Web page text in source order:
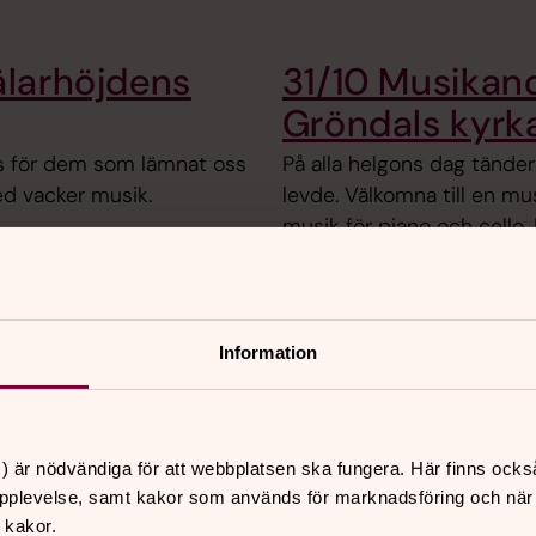
Information
är nödvändiga för att webbplatsen ska fungera. Här finns
samt kakor som används för marknadsföring och
dem som lämnat oss
vacker musik.
31/10
Gröndals
På alla helgons dag
levde. Välkomna till en
musik för piano och cello.
i våra
i Gröndal och
1/11 Requiem
Hägerstens Gosskör med
framför Faurés Requiem
Uppenbarelsekyrkan kl.